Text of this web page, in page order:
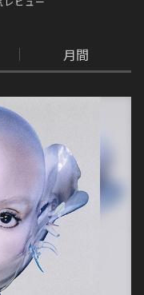
月間